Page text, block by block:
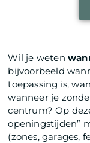
Wil je weten
bijvoorbeeld
toepassing is,
wanneer je
centrum? Op
openingstijden”
(zones, garages,